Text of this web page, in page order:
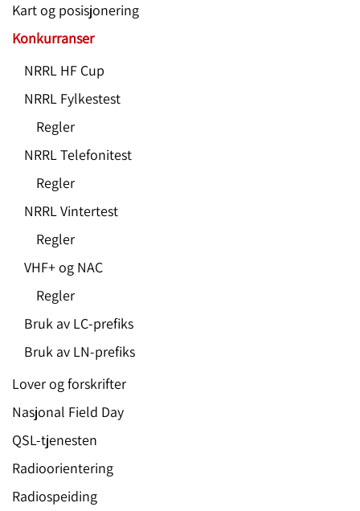
Kart og posisjonering
Konkurranser
NRRL HF Cup
NRRL Fylkestest
Regler
NRRL Telefonitest
Regler
NRRL Vintertest
Regler
VHF+ og NAC
Regler
Bruk av LC-prefiks
Bruk av LN-prefiks
Lover og forskrifter
Nasjonal Field Day
QSL-tjenesten
Radioorientering
Radiospeiding